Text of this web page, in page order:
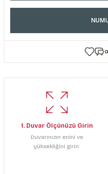
1. Duvar Ölçünüzü Girin
Duvarınızın enini ve
yüksekliğini girin.